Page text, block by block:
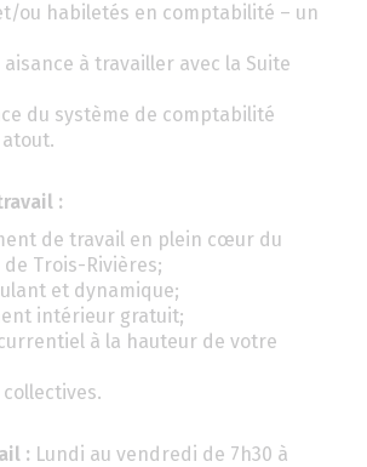
ou habiletés en comptabilité – un
à travailler avec la Suite
du système de comptabilité
:
de travail en plein cœur du
Trois-Rivières;
et dynamique;
intérieur gratuit;
à la hauteur de votre
: Lundi au vendredi de 7h30 à